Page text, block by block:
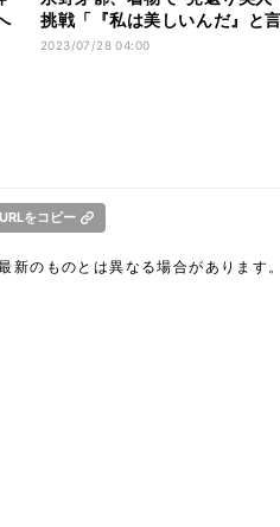
挑戦「『私は美しいんだ』と
聞かせて…」
2023/07/28 04:00
URLをコピー
新のものとは異なる場合があります